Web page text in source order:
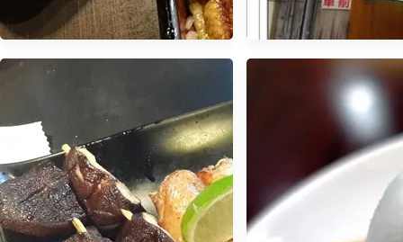
【食記】劍持屋．台北知名的鰻
魚飯老店 @行天宮站
【食記】巷弄中的好
街 日本食堂